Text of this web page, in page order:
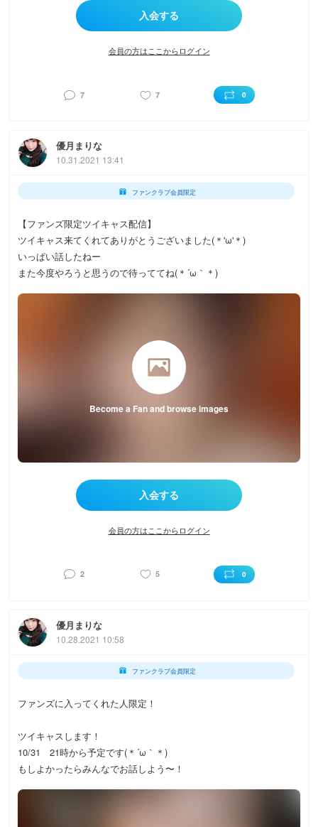
会員の方はここからログイン
7 7 0
優月まりな
10.31.2021 13:41
ファンクラブ会員限定
【ファンズ限定ツイキャス配信】
ツイキャス来てくれてありがとうございました(＊'ω'＊)
いっぱい話したねー
また今度やろうと思うので待っててね(＊´ω｀＊)
Become a Fan and browse images
会員の方はここからログイン
2 5 0
優月まりな
10.28.2021 10:58
ファンクラブ会員限定
ファンズに入ってくれた人限定！
ツイキャスします！
10/31 21時から予定です(＊´ω｀＊)
もしよかったらみんなでお話しよう〜！